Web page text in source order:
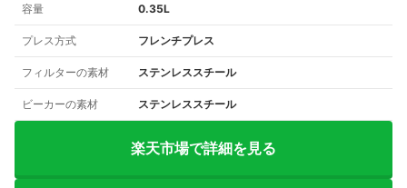
容量 0.35L
プレス方式 フレンチプレス
フィルターの素材 ステンレススチール
ビーカーの素材 ステンレススチール
楽天市場で詳細を見る